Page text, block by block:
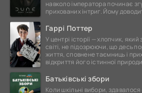
навколо імператора починає
прихованих інтриг. Йому
Гаррі Поттер
У центрі історії — хлопчик,
світі, не підозрюючи, що десь
життя, сповнене таємниць і
відкриття його істинної
Батьківські збори
Коли шкільні вибори,